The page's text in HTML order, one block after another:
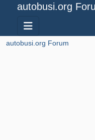
autobusi.org
autobusi.org Forum